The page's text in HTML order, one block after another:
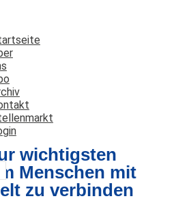
wichtigsten
Menschen mit
zu verbinden